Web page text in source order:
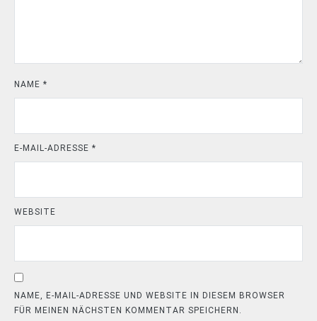
NAME *
E-MAIL-ADRESSE *
WEBSITE
NAME, E-MAIL-ADRESSE UND WEBSITE IN DIESEM BROWSER
FÜR MEINEN NÄCHSTEN KOMMENTAR SPEICHERN.